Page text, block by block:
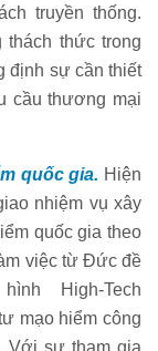
truyền thống.
thức trong
định sự cần thiết
cầu thương mại
quốc gia. Hiện
nhiệm vụ xây
quốc gia theo
việc từ Đức đề
High-Tech
mạo hiểm công
Với sự tham gia